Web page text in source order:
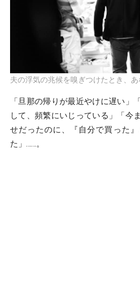
夫の浮気の兆候を嗅ぎつけたとき、
「旦那の帰りが最近やけに遅い」
して、頻繁にいじっている」「今
せだったのに、『自分で買った
た」……。